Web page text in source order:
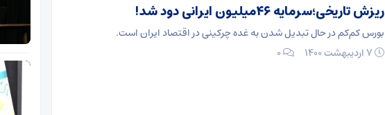
ریزش تاریخی؛سرمایه ۴۶میلیون ایرانی دود شد!
بورس کم‌کم در حال تبدیل شدن به غده چرکینی در اقتصاد ایران است.
۰